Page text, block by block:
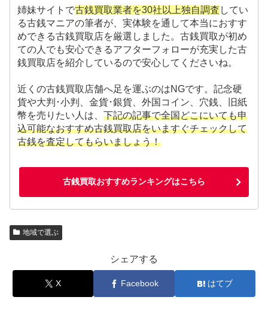
姉妹サイトで古銭買取業者を30社以上独自調査 してい
る古銭マニアの筆者が、実体験を通して本当におすす
めできる古銭買取店を厳選しました。古銭買取が初め
ての人でも安心できるアフターフォローが充実した古
銭買取店を紹介しているので安心してくださいね。
近くの古銭買取店舗へ足を運ぶのはNGです。記念硬
貨や大判･小判、金貨･銀貨、外国コイン、穴銭、旧紙
幣を売りたい人は、下記の記事で全国どこにいても申
込可能なおすすめ古銭買取店をいますぐチェックして
古銭を査定してもらいましょう！
古銭買取おすすめランキングはこちら
地域で選ぶ
シェアする
X Facebook はてブ